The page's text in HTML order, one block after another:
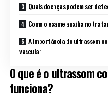
Quais doenças podem ser
Como o exame auxilia no
A importância do ultrassom
vascular
O que é o ultrassom
funciona?